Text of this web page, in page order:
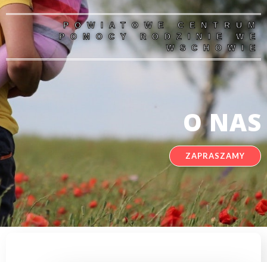
POWIATOWE CENTRUM
POMOCY RODZINIE WE
WSCHOWIE
O NAS
ZAPRASZAMY